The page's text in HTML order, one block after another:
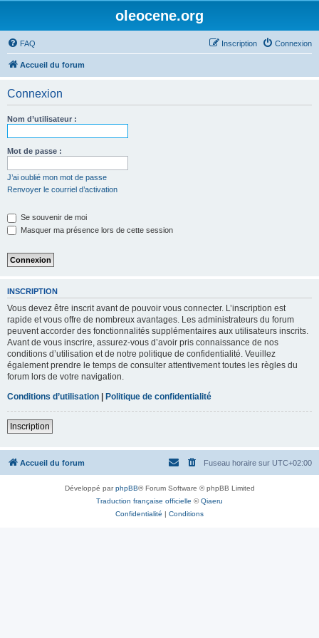
oleocene.org
FAQ Connexion
Inscription
Accueil du forum
Connexion
Nom d’utilisateur :
Mot de passe :
J’ai oublié mon mot de passe
Renvoyer le courriel d’activation
Se souvenir de moi
Masquer ma présence lors de cette session
INSCRIPTION
Vous devez être inscrit avant de pouvoir vous connecter. L’inscription est
rapide et vous offre de nombreux avantages. Les administrateurs du forum
peuvent accorder des fonctionnalités supplémentaires aux utilisateurs inscrits.
Avant de vous inscrire, assurez-vous d’avoir pris connaissance de nos
conditions d’utilisation et de notre politique de confidentialité. Veuillez
également prendre le temps de consulter attentivement toutes les règles du
forum lors de votre navigation.
Conditions d’utilisation | Politique de confidentialité
Inscription
Accueil du forum Fuseau horaire sur UTC+02:00
Développé parphpBB® Forum Software © phpBB Limited
Traduction française officielle ©Qiaeru
Confidentialité | Conditions